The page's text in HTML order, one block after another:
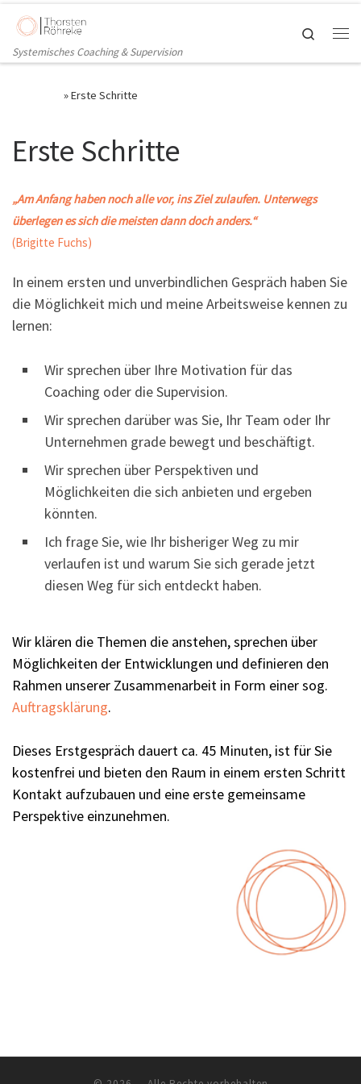
Zum Inhalt springen
Systemisches Coaching & Supervision
Search
»Erste Schritte
Erste Schritte
„Am Anfang haben noch alle vor, ins Ziel zulaufen. Unterwegs
überlegen es sich die meisten dann doch anders.“
(Brigitte Fuchs)
In einem ersten und unverbindlichen Gespräch haben Sie
die Möglichkeit mich und meine Arbeitsweise kennen zu
lernen:
Wir sprechen über Ihre Motivation für das
Coaching oder die Supervision.
Wir sprechen darüber was Sie, Ihr Team oder Ihr
Unternehmen grade bewegt und beschäftigt.
Wir sprechen über Perspektiven und
Möglichkeiten die sich anbieten und ergeben
könnten.
Ich frage Sie, wie Ihr bisheriger Weg zu mir
verlaufen ist und warum Sie sich gerade jetzt
diesen Weg für sich entdeckt haben.
Wir klären die Themen die anstehen, sprechen über
Möglichkeiten der Entwicklungen und definieren den
Rahmen unserer Zusammenarbeit in Form einer sog.
Auftragsklärung.
Dieses Erstgespräch dauert ca. 45 Minuten, ist für Sie
kostenfrei und bieten den Raum in einem ersten Schritt
Kontakt aufzubauen und eine erste gemeinsame
Perspektive einzunehmen.